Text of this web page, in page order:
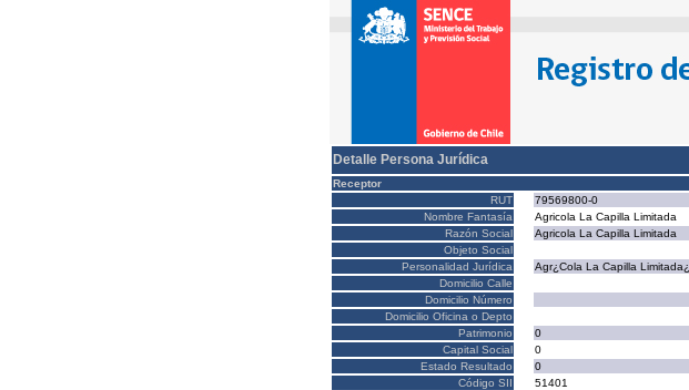
Detalle Persona Jurídica
Receptor
RUT
79569800-0
Nombre Fantasía
Agricola La Capilla Limitada
Razón Social
Agricola La Capilla Limitada
Objeto Social
Personalidad Jurídica
Agr¿Cola La Capilla Limitada¿
Domicilio Calle
Domicilio Número
Domicilio Oficina o Depto
Patrimonio
0
Capital Social
0
Estado Resultado
0
Código SII
51401